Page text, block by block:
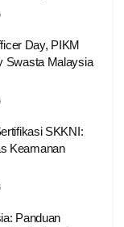
Day, PIKM
Swasta Malaysia
SKKNI:
Keamanan
Panduan